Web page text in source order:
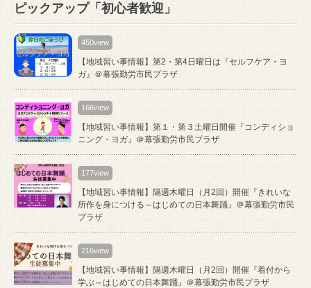
ピックアップ「初心者歓迎」
450view
【地域習い事情報】第2・第4日曜日は『セルフケア・ヨ
ガ』＠幕張勤労市民プラザ
166view
【地域習い事情報】第１・第３土曜日開催『コンディショ
ニング・ヨガ』＠幕張勤労市民プラザ
177view
【地域習い事情報】隔週木曜日（月2回）開催『きれいな
所作を身につける～はじめての日本舞踊』＠幕張勤労市民
プラザ
216view
【地域習い事情報】隔週木曜日（月2回）開催『着付から
学ぶ～はじめての日本舞踊』＠幕張勤労市民プラザ